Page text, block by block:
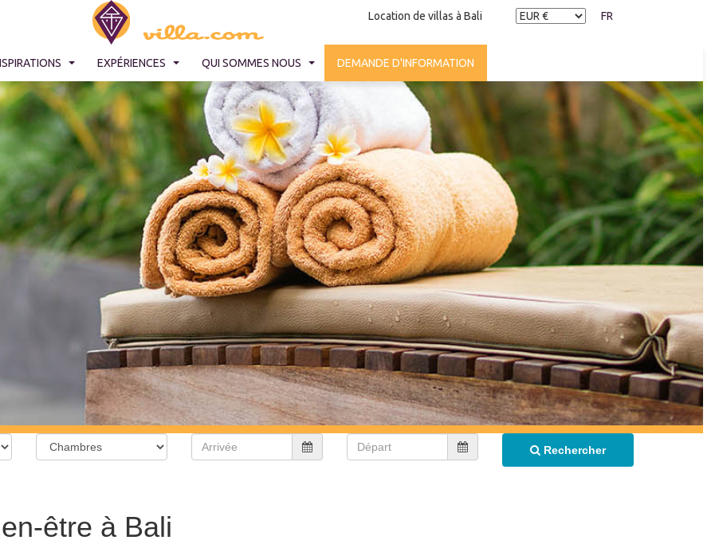
Location de villas à Bali FR
EXPÉRIENCES QUI SOMMES NOUS DEMANDE D'INFORMATION
Rechercher
être à Bali